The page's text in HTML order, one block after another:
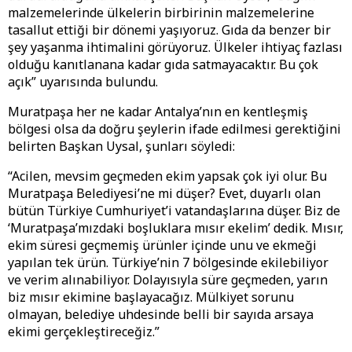
malzemelerinde ülkelerin birbirinin malzemelerine
tasallut ettiği bir dönemi yaşıyoruz. Gıda da benzer bir
şey yaşanma ihtimalini görüyoruz. Ülkeler ihtiyaç fazlası
olduğu kanıtlanana kadar gıda satmayacaktır. Bu çok
açık” uyarısında bulundu.
Muratpaşa her ne kadar Antalya’nın en kentleşmiş
bölgesi olsa da doğru şeylerin ifade edilmesi gerektiğini
belirten Başkan Uysal, şunları söyledi:
“Acilen, mevsim geçmeden ekim yapsak çok iyi olur. Bu
Muratpaşa Belediyesi’ne mi düşer? Evet, duyarlı olan
bütün Türkiye Cumhuriyet’i vatandaşlarına düşer. Biz de
‘Muratpaşa’mızdaki boşluklara mısır ekelim’ dedik. Mısır,
ekim süresi geçmemiş ürünler içinde unu ve ekmeği
yapılan tek ürün. Türkiye’nin 7 bölgesinde ekilebiliyor
ve verim alınabiliyor. Dolayısıyla süre geçmeden, yarın
biz mısır ekimine başlayacağız. Mülkiyet sorunu
olmayan, belediye uhdesinde belli bir sayıda arsaya
ekimi gerçekleştireceğiz.”